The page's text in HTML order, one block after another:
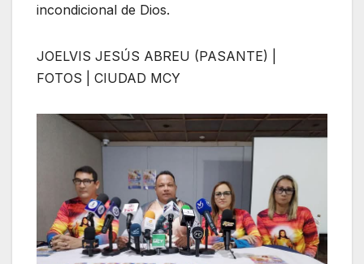
incondicional de Dios.
JOELVIS JESÚS ABREU (PASANTE) |
FOTOS | CIUDAD MCY